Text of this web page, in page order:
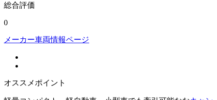
総合評価
0
メーカー車両情報ページ
オススメポイント